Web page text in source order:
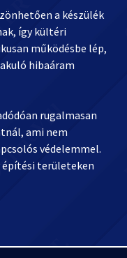
a készülék
így kültéri
működésbe lép,
hibaáram
rugalmasan
ami nem
védelemmel.
építési területeken